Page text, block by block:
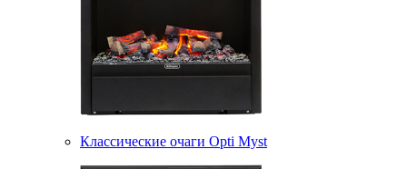
Классические очаги Opti Myst